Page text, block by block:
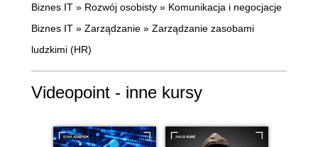
Biznes IT » Rozwój osobisty » Komunikacja i negocjacje
Biznes IT » Zarządzanie » Zarządzanie zasobami
ludzkimi (HR)
Videopoint - inne kursy